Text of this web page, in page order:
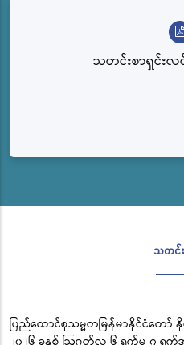
သတင်းစာရှင်းလ
သတင်
ပြည်ထောင်စုသမ္မတမြန်မာနိုင်ငံတော်